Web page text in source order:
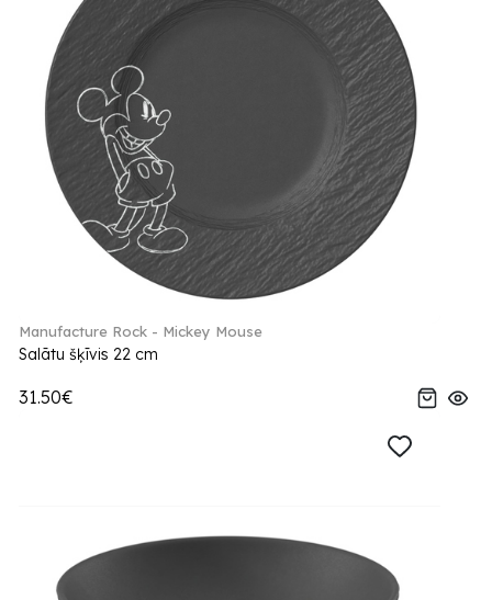
Manufacture Rock - Mickey Mouse
Salātu šķīvis 22 cm
31.50€